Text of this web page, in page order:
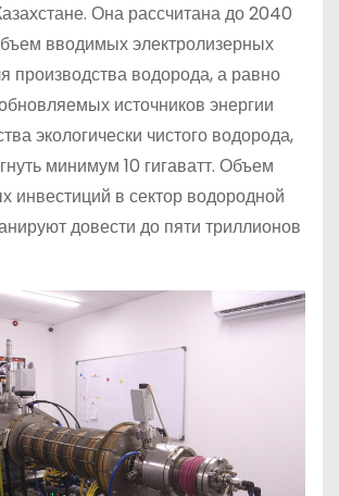
Она рассчитана до 2040
вводимых электролизерных
производства водорода, а равно
источников энергии
экологически чистого водорода,
минимум 10 гигаватт. Объем
инвестиций в сектор водородной
довести до пяти триллионов